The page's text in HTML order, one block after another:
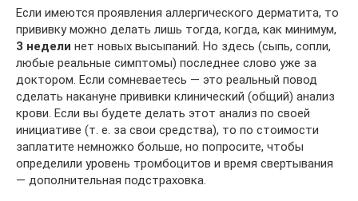
Если имеются проявления аллергического дерматита, то
прививку можно делать лишь тогда, когда, как минимум,
3 недели нет новых высыпаний. Но здесь (сыпь, сопли,
любые реальные симптомы) последнее слово уже за
доктором. Если сомневаетесь — это реальный повод
сделать накануне прививки клинический (общий) анализ
крови. Если вы будете делать этот анализ по своей
инициативе (т. е. за свои средства), то по стоимости
заплатите немножко больше, но попросите, чтобы
определили уровень тромбоцитов и время свертывания
— дополнительная подстраховка.